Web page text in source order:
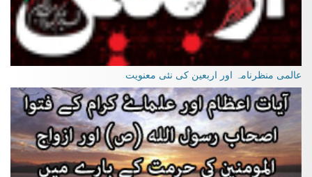
عالمی منظرنامہ اور اربعین کی نئی معنویت